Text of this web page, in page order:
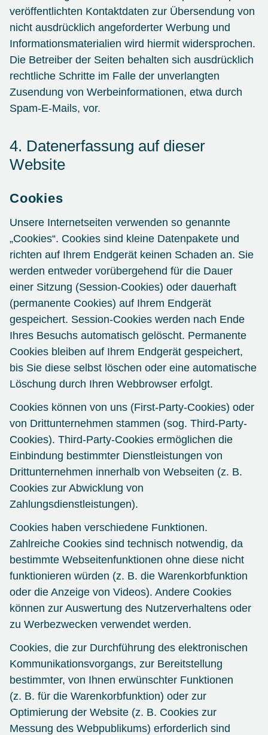
veröffentlichten Kontaktdaten zur Übersendung von
nicht ausdrücklich angeforderter Werbung und
Informationsmaterialien wird hiermit widersprochen.
Die Betreiber der Seiten behalten sich ausdrücklich
rechtliche Schritte im Falle der unverlangten
Zusendung von Werbeinformationen, etwa durch
Spam-E-Mails, vor.
4. Datenerfassung auf dieser
Website
Cookies
Unsere Internetseiten verwenden so genannte
„Cookies“. Cookies sind kleine Datenpakete und
richten auf Ihrem Endgerät keinen Schaden an. Sie
werden entweder vorübergehend für die Dauer
einer Sitzung (Session-Cookies) oder dauerhaft
(permanente Cookies) auf Ihrem Endgerät
gespeichert. Session-Cookies werden nach Ende
Ihres Besuchs automatisch gelöscht. Permanente
Cookies bleiben auf Ihrem Endgerät gespeichert,
bis Sie diese selbst löschen oder eine automatische
Löschung durch Ihren Webbrowser erfolgt.
Cookies können von uns (First-Party-Cookies) oder
von Drittunternehmen stammen (sog. Third-Party-
Cookies). Third-Party-Cookies ermöglichen die
Einbindung bestimmter Dienstleistungen von
Drittunternehmen innerhalb von Webseiten (z. B.
Cookies zur Abwicklung von
Zahlungsdienstleistungen).
Cookies haben verschiedene Funktionen.
Zahlreiche Cookies sind technisch notwendig, da
bestimmte Webseitenfunktionen ohne diese nicht
funktionieren würden (z. B. die Warenkorbfunktion
oder die Anzeige von Videos). Andere Cookies
können zur Auswertung des Nutzerverhaltens oder
zu Werbezwecken verwendet werden.
Cookies, die zur Durchführung des elektronischen
Kommunikationsvorgangs, zur Bereitstellung
bestimmter, von Ihnen erwünschter Funktionen
(z. B. für die Warenkorbfunktion) oder zur
Optimierung der Website (z. B. Cookies zur
Messung des Webpublikums) erforderlich sind